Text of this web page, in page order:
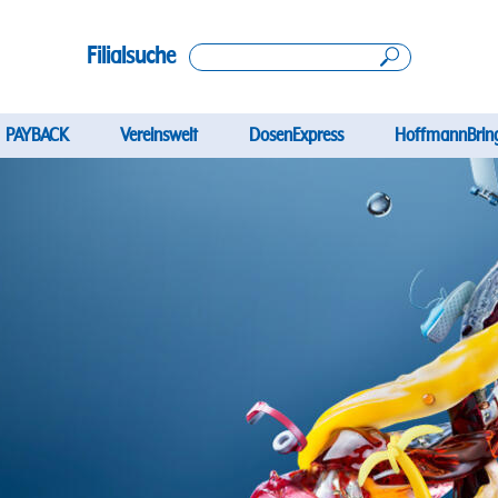
Filialsuche
PAYBACK Vereinswelt DosenExpress